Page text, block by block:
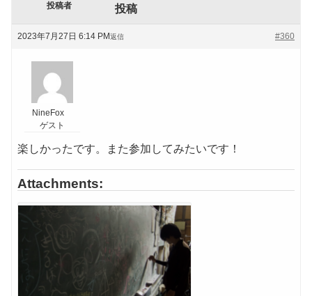
投稿者 投稿
2023年7月27日 6:14 PM #360
返信
NineFox
ゲスト
楽しかったです。また参加してみたいです！
Attachments: